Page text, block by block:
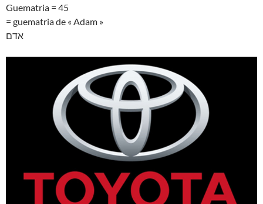
Guematria = 45
= guematria de « Adam »
אדם